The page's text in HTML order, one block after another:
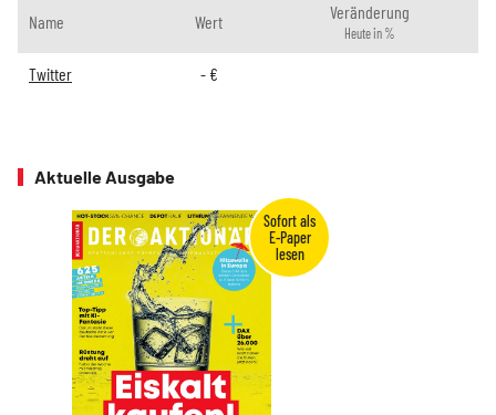
Name Wert Veränderung
Heute in %
Twitter -€
Aktuelle Ausgabe